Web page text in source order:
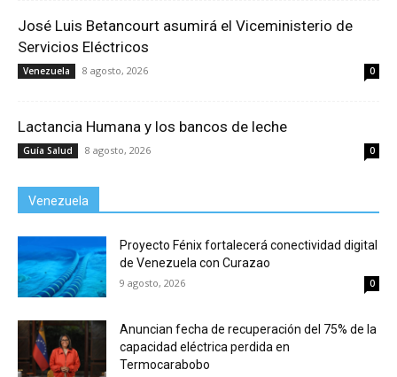
José Luis Betancourt asumirá el Viceministerio de
Servicios Eléctricos
Venezuela 8 agosto, 2026 0
Lactancia Humana y los bancos de leche
Guía Salud 8 agosto, 2026 0
Venezuela
Proyecto Fénix fortalecerá conectividad digital
de Venezuela con Curazao
9 agosto, 2026 0
Anuncian fecha de recuperación del 75% de la
capacidad eléctrica perdida en
Termocarabobo